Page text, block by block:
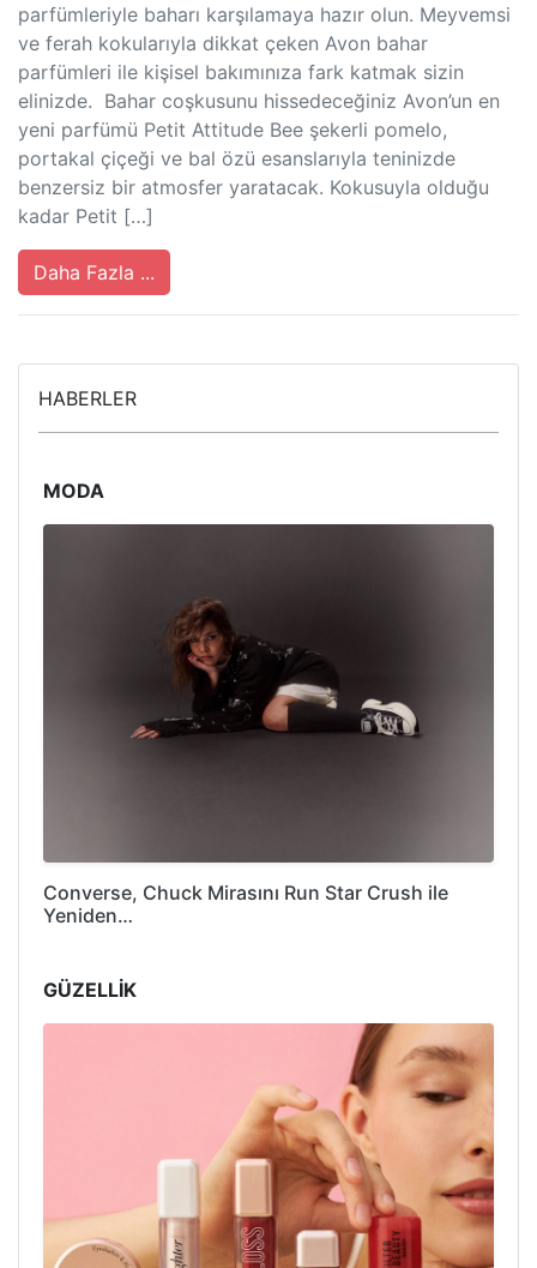
parfümleriyle baharı karşılamaya hazır olun. Meyvemsi
ve ferah kokularıyla dikkat çeken Avon bahar
parfümleri ile kişisel bakımınıza fark katmak sizin
elinizde. Bahar coşkusunu hissedeceğiniz Avon’un en
yeni parfümü Petit Attitude Bee şekerli pomelo,
portakal çiçeği ve bal özü esanslarıyla teninizde
benzersiz bir atmosfer yaratacak. Kokusuyla olduğu
kadar Petit […]
Daha Fazla ...
HABERLER
MODA
Converse, Chuck Mirasını Run Star Crush ile
Yeniden…
GÜZELLİK